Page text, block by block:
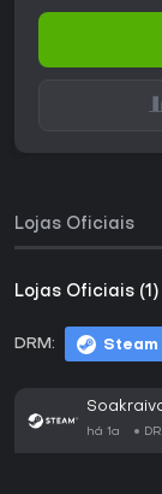
Lojas Oficiais
Lojas Oficiais (1)
DRM: Steam
há 1a